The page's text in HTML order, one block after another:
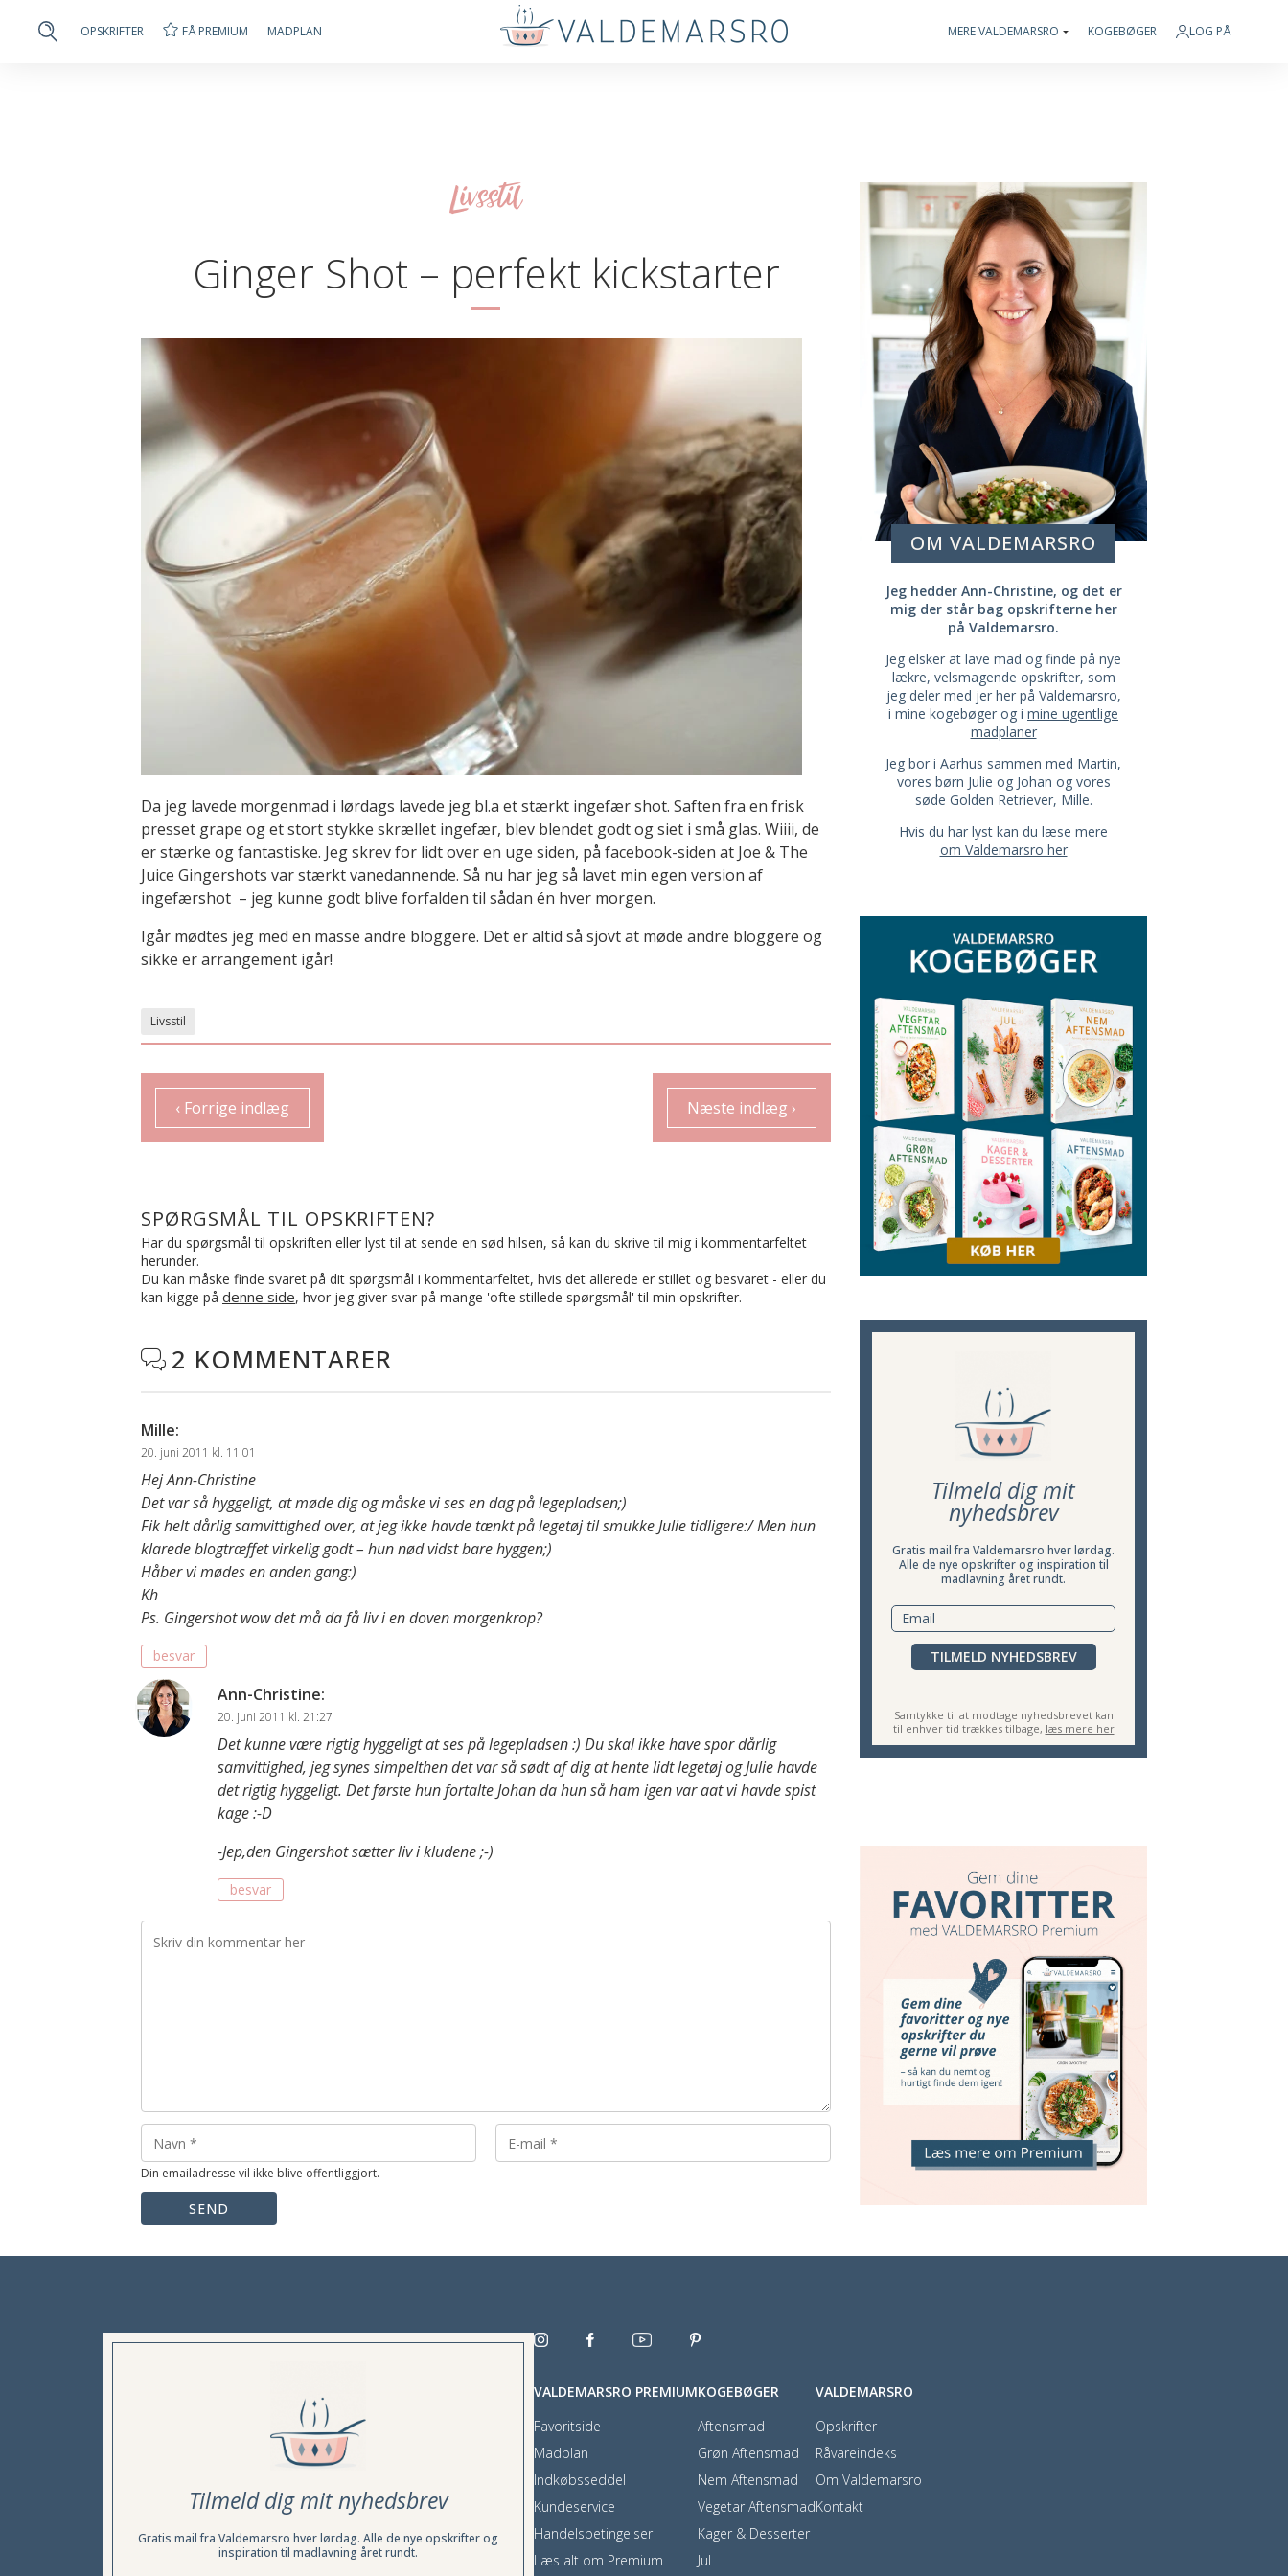
OPSKRIFTER FÅ PREMIUM MADPLAN MERE VALDEMARSRO KOGEBØGER LOG PÅ
Livsstil
Ginger Shot – perfekt kickstarter
Da jeg lavede morgenmad i lørdags lavede jeg bl.a et stærkt ingefær shot. Saften fra en frisk
presset grape og et stort stykke skrællet ingefær, blev blendet godt og siet i små glas. Wiiii, de
er stærke og fantastiske. Jeg skrev for lidt over en uge siden, på facebook-siden at Joe & The
Juice Gingershots var stærkt vanedannende. Så nu har jeg så lavet min egen version af
ingefærshot – jeg kunne godt blive forfalden til sådan én hver morgen.
Igår mødtes jeg med en masse andre bloggere. Det er altid så sjovt at møde andre bloggere og
sikke er arrangement igår!
Livsstil
‹ Forrige indlæg Næste indlæg ›
SPØRGSMÅL TIL OPSKRIFTEN?
Har du spørgsmål til opskriften eller lyst til at sende en sød hilsen, så kan du skrive til mig i kommentarfeltet
herunder.
Du kan måske finde svaret på dit spørgsmål i kommentarfeltet, hvis det allerede er stillet og besvaret - eller du
kan kigge på denne side, hvor jeg giver svar på mange 'ofte stillede spørgsmål' til min opskrifter.
 2 KOMMENTARER
Mille:
20. juni 2011 kl. 11:01
Hej Ann-Christine
Det var så hyggeligt, at møde dig og måske vi ses en dag på legepladsen;)
Fik helt dårlig samvittighed over, at jeg ikke havde tænkt på legetøj til smukke Julie tidligere:/ Men hun
klarede blogtræffet virkelig godt – hun nød vidst bare hyggen;)
Håber vi mødes en anden gang:)
Kh
Ps. Gingershot wow det må da få liv i en doven morgenkrop?
besvar
Ann-Christine:
20. juni 2011 kl. 21:27
Det kunne være rigtig hyggeligt at ses på legepladsen :) Du skal ikke have spor dårlig
samvittighed, jeg synes simpelthen det var så sødt af dig at hente lidt legetøj og Julie havde
det rigtig hyggeligt. Det første hun fortalte Johan da hun så ham igen var aat vi havde spist
kage :-D
-Jep,den Gingershot sætter liv i kludene ;-)
besvar
Din emailadresse vil ikke blive offentliggjort.
SEND
OM VALDEMARSRO
Jeg hedder Ann-Christine, og det er
mig der står bag opskrifterne her
på Valdemarsro.
Jeg elsker at lave mad og finde på nye
lækre, velsmagende opskrifter, som
jeg deler med jer her på Valdemarsro,
i mine kogebøger og i mine ugentlige
madplaner
Jeg bor i Aarhus sammen med Martin,
vores børn Julie og Johan og vores
søde Golden Retriever, Mille.
Hvis du har lyst kan du læse mere
om Valdemarsro her
Tilmeld dig mit
nyhedsbrev
Gratis mail fra Valdemarsro hver lørdag.
Alle de nye opskrifter og inspiration til
madlavning året rundt.
TILMELD NYHEDSBREV
Samtykke til at modtage nyhedsbrevet kan
til enhver tid trækkes tilbage, læs mere her
Tilmeld dig mit nyhedsbrev
Gratis mail fra Valdemarsro hver lørdag. Alle de nye opskrifter og
inspiration til madlavning året rundt.
VALDEMARSRO PREMIUM
Favoritside
Madplan
Indkøbsseddel
Kundeservice
Handelsbetingelser
Læs alt om Premium
KOGEBØGER
Aftensmad
Grøn Aftensmad
Nem Aftensmad
Vegetar Aftensmad
Kager & Desserter
Jul
VALDEMARSRO
Opskrifter
Råvareindeks
Om Valdemarsro
Kontakt